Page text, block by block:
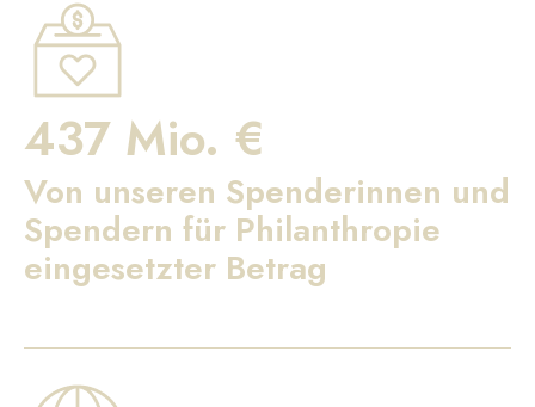
437 Mio. €
Von unseren Spenderinnen und
Spendern für Philanthropie
eingesetzter Betrag